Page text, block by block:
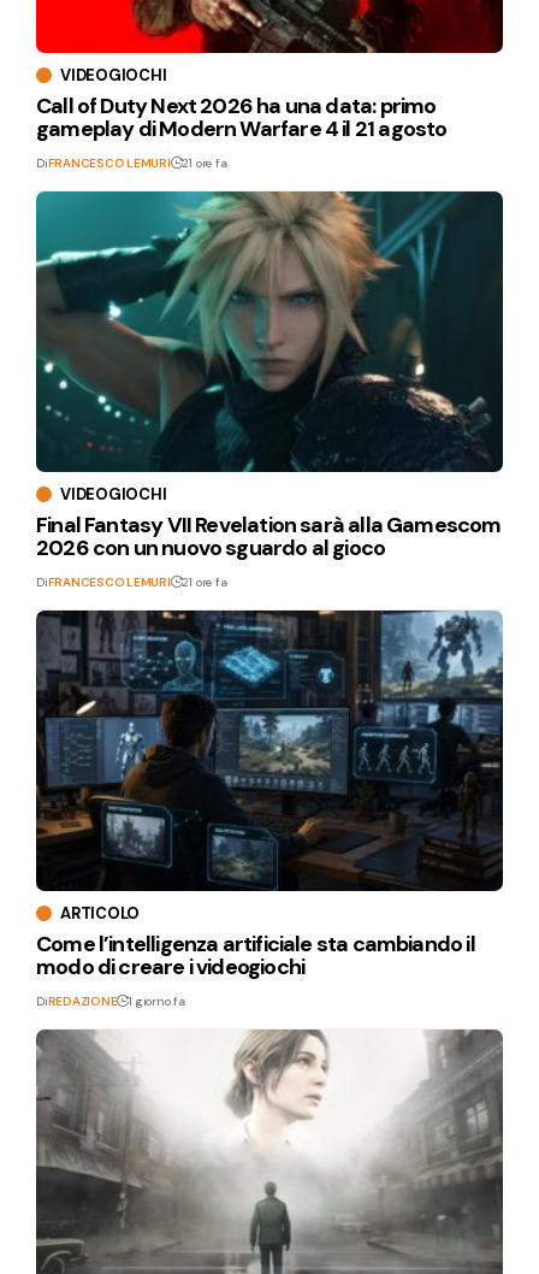
VIDEOGIOCHI
Call of Duty Next 2026 ha una data: primo
gameplay di Modern Warfare 4 il 21 agosto
DiFRANCESCO LEMURI 21 ore fa
VIDEOGIOCHI
Final Fantasy VII Revelation sarà alla Gamescom
2026 con un nuovo sguardo al gioco
DiFRANCESCO LEMURI 21 ore fa
ARTICOLO
Come l’intelligenza artificiale sta cambiando il
modo di creare i videogiochi
DiREDAZIONE 1 giorno fa